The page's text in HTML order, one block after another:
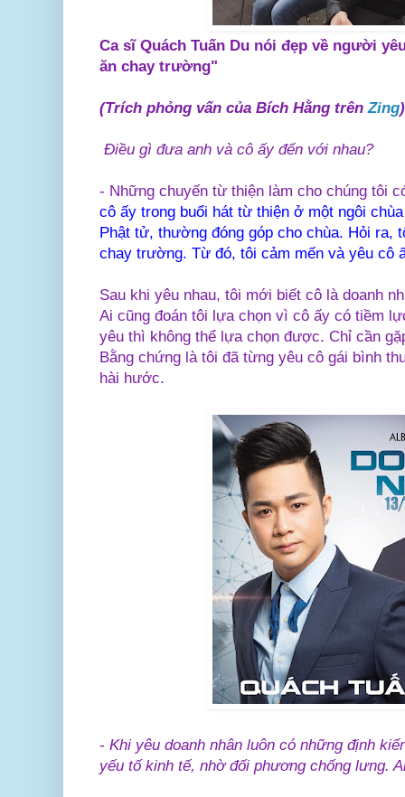
Ca sĩ Quách Tuấn Du nói đẹp về người
ăn chay trường"
(Trích phỏng vấn của Bích Hằng trênZing)
Điều gì đưa anh và cô ấy đến với nhau?
- Những chuyến từ thiện làm cho chúng tôi
cô ấy trong buổi hát từ thiện ở một ngôi
Phật tử, thường đóng góp cho chùa. Hỏi ra,
chay trường. Từ đó, tôi cảm mến và yêu cô
Sau khi yêu nhau, tôi mới biết cô là doanh
Ai cũng đoán tôi lựa chọn vì cô ấy có tiềm
yêu thì không thể lựa chọn được. Chỉ cần
Bằng chứng là tôi đã từng yêu cô gái bình
hài hước.
- Khi yêu doanh nhân luôn có những định
yếu tố kinh tế, nhờ đối phương chống lưng.